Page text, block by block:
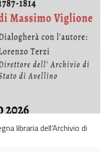
libraria dell’Archivio di